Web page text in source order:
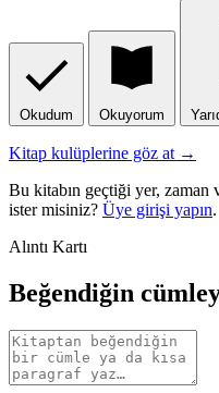
Okudum Okuyorum
Kitap kulüplerine göz at →
Bu kitabın geçtiği yer,
ister misiniz? Üye girişi yapın.
Alıntı Kartı
Beğendiğin
Alıntı
metni